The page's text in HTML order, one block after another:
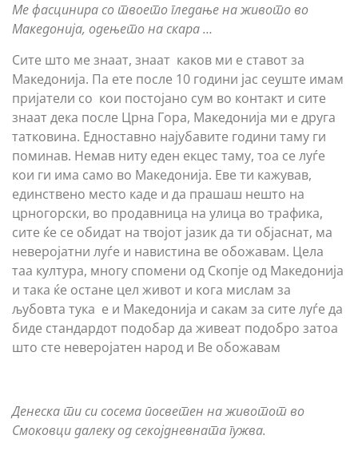
Ме фасцинира со твоето гледање на живото во
Македонија, одењето на скара …
Сите што ме знаат, знаат каков ми е ставот за
Македонија. Па ете после 10 години јас сеуште имам
пријатели со кои постојано сум во контакт и сите
знаат дека после Црна Гора, Македонија ми е друга
татковина. Едноставно најубавите години таму ги
поминав. Немав ниту еден екцес таму, тоа се луѓе
кои ги има само во Македонија. Еве ти кажував,
единствено место каде и да прашаш нешто на
црногорски, во продавница на улица во трафика,
сите ќе се обидат на твојот јазик да ти објаснат, ма
неверојатни луѓе и навистина ве обожавам. Цела
таа култура, многу спомени од Скопје од Македонија
и така ќе остане цел живот и кога мислам за
љубовта тука е и Македонија и сакам за сите луѓе да
биде стандардот подобар да живеат подобро затоа
што сте неверојатен народ и Ве обожавам
Денеска ти си сосема посветен на животот во
Смоковци далеку од секојдневната гужва.